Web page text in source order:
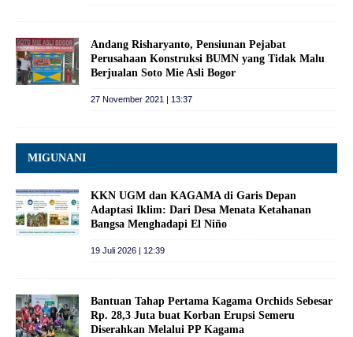
Andang Risharyanto, Pensiunan Pejabat
Perusahaan Konstruksi BUMN yang Tidak Malu
Berjualan Soto Mie Asli Bogor
27 November 2021 | 13:37
MIGUNANI
KKN UGM dan KAGAMA di Garis Depan
Adaptasi Iklim: Dari Desa Menata Ketahanan
Bangsa Menghadapi El Niño
19 Juli 2026 | 12:39
Bantuan Tahap Pertama Kagama Orchids Sebesar
Rp. 28,3 Juta buat Korban Erupsi Semeru
Diserahkan Melalui PP Kagama